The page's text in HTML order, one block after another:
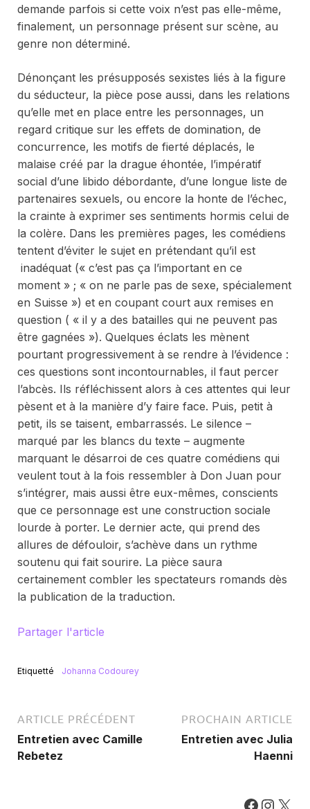
demande parfois si cette voix n’est pas elle-même,
finalement, un personnage présent sur scène, au
genre non déterminé.
Dénonçant les présupposés sexistes liés à la figure
du séducteur, la pièce pose aussi, dans les relations
qu’elle met en place entre les personnages, un
regard critique sur les effets de domination, de
concurrence, les motifs de fierté déplacés, le
malaise créé par la drague éhontée, l’impératif
social d’une libido débordante, d’une longue liste de
partenaires sexuels, ou encore la honte de l’échec,
la crainte à exprimer ses sentiments hormis celui de
la colère. Dans les premières pages, les comédiens
tentent d’éviter le sujet en prétendant qu’il est
inadéquat (« c’est pas ça l’important en ce
moment » ; « on ne parle pas de sexe, spécialement
en Suisse ») et en coupant court aux remises en
question ( « il y a des batailles qui ne peuvent pas
être gagnées »). Quelques éclats les mènent
pourtant progressivement à se rendre à l’évidence :
ces questions sont incontournables, il faut percer
l’abcès. Ils réfléchissent alors à ces attentes qui leur
pèsent et à la manière d’y faire face. Puis, petit à
petit, ils se taisent, embarrassés. Le silence –
marqué par les blancs du texte – augmente
marquant le désarroi de ces quatre comédiens qui
veulent tout à la fois ressembler à Don Juan pour
s’intégrer, mais aussi être eux-mêmes, conscients
que ce personnage est une construction sociale
lourde à porter. Le dernier acte, qui prend des
allures de défouloir, s’achève dans un rythme
soutenu qui fait sourire. La pièce saura
certainement combler les spectateurs romands dès
la publication de la traduction.
Partager l'article
Etiquetté Johanna Codourey
ARTICLE PRÉCÉDENT
Entretien avec Camille
Rebetez
PROCHAIN ARTICLE
Entretien avec Julia
Haenni